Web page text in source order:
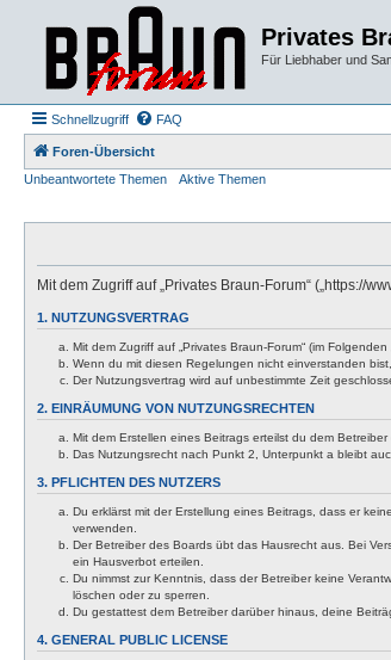
Privates
Für Liebhaber und
Schnellzugriff FAQ
Foren-Übersicht
Unbeantwortete Themen
Aktive Themen
Mit dem Zugriff auf „Privates Braun-Forum“ („https://
1. NUTZUNGSVERTRAG
Mit dem Zugriff auf „Privates Braun-Forum“ (im
Wenn du mit diesen Regelungen nicht einverstanden
Der Nutzungsvertrag wird auf unbestimmte Zeit
2. EINRÄUMUNG VON NUTZUNGSRECHTEN
Mit dem Erstellen eines Beitrags erteilst du dem
Das Nutzungsrecht nach Punkt 2, Unterpunkt a bleibt
3. PFLICHTEN DES NUTZERS
Du erklärst mit der Erstellung eines Beitrags, dass er
verwenden.
Der Betreiber des Boards übt das Hausrecht aus. Bei
ein Hausverbot erteilen.
Du nimmst zur Kenntnis, dass der Betreiber keine
löschen oder zu sperren.
Du gestattest dem Betreiber darüber hinaus, deine
4. GENERAL PUBLIC LICENSE